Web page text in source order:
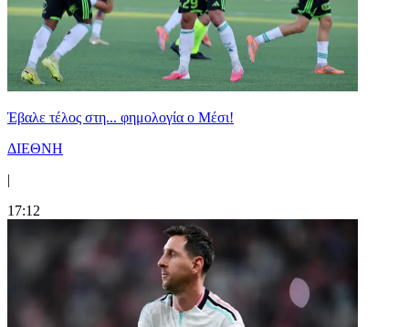
Έβαλε τέλος στη... φημολογία o Μέσι!
ΔΙΕΘΝΗ
|
17:12